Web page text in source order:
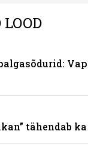
tähendab